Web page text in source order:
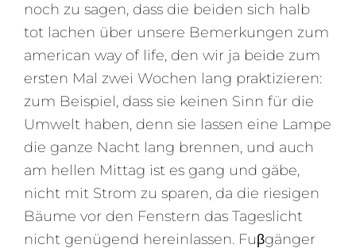
noch zu sagen, dass die beiden sich halb
tot lachen über unsere Bemerkungen zum
american way of life, den wir ja beide zum
ersten Mal zwei Wochen lang praktizieren:
zum Beispiel, dass sie keinen Sinn für die
Umwelt haben, denn sie lassen eine Lampe
die ganze Nacht lang brennen, und auch
am hellen Mittag ist es gang und gäbe,
nicht mit Strom zu sparen, da die riesigen
Bäume vor den Fenstern das Tageslicht
nicht genügend hereinlassen. Fuβgänger